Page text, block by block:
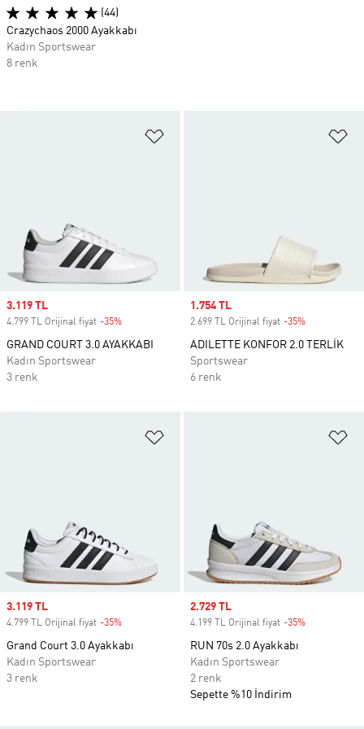
Sale price
3.119 TL
4.799 TL Orijinal fiyat -35%
GRAND COURT 3.0 AYAKKABI
Kadın Sportswear
3 renk
Sale price
1.754 TL
2.699 TL Orijinal fiyat -35%
ADILETTE KONFOR 2.0 TERLİK
Sportswear
6 renk
Sale price
3.119 TL
4.799 TL Orijinal fiyat -35%
Grand Court 3.0 Ayakkabı
Kadın Sportswear
3 renk
Sale price
2.729 TL
4.199 TL Orijinal fiyat -35%
RUN 70s 2.0 Ayakkabı
Kadın Sportswear
2 renk
Sepette %10 İndirim
(44)
Crazychaos 2000 Ayakkabı
Kadın Sportswear
8 renk